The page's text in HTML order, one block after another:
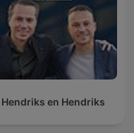
Hendriks en Hendriks